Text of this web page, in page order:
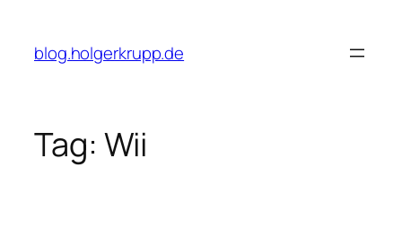
content
blog.holgerkrupp.de
Tag: Wii